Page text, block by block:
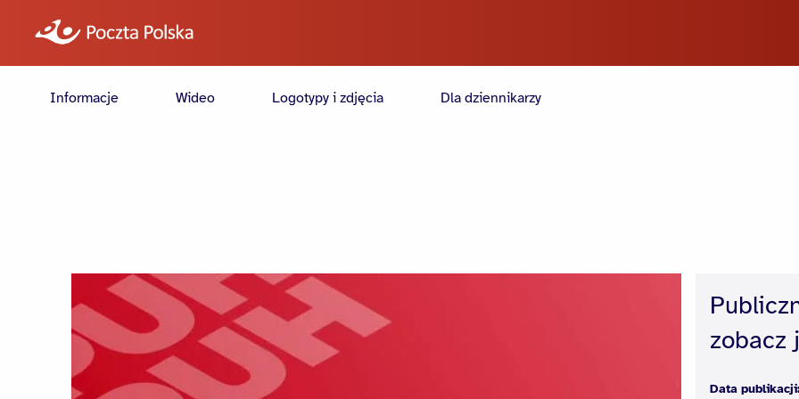
Informacje Wideo Logotypy i zdjęcia Dla dziennikarzy
zobacz
Data publikacji: